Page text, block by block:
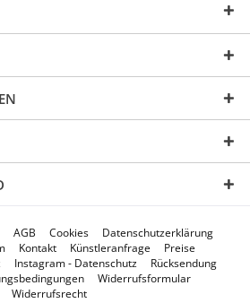
AGB Cookies
Datenschutzerklärung
Kontakt Künstleranfrage
Preise
Instagram - Datenschutz
Rücksendung
Widerrufsformular
Widerrufsrecht